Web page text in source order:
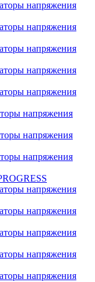
напряжения
напряжения
напряжения
напряжения
напряжения
напряжения
напряжения
напряжения
напряжения
напряжения
напряжения
напряжения
напряжения